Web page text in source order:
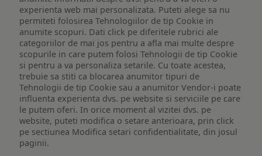
experienta web mai personalizata. Puteti alege sa nu
permiteti folosirea Tehnologiilor de tip Cookie in
anumite scopuri. Dati click pe diferitele rubrici ale
categoriilor de mai jos pentru a afla mai multe despre
scopurile in care putem folosi Tehnologii de tip Cookie
si pentru a va personaliza setarile. Cu toate acestea,
trebuie sa stiti ca blocarea anumitor tipuri de
Tehnologii de tip Cookie sau a anumitor Vendor-i poate
influenta experienta dvs. pe website si serviciile pe care
le putem oferi. In orice moment al vizitei dvs. pe
website, puteti modifica o setare anterioara, prin click
pe sectiunea Modifica setari confidentialitate, din josul
paginii.